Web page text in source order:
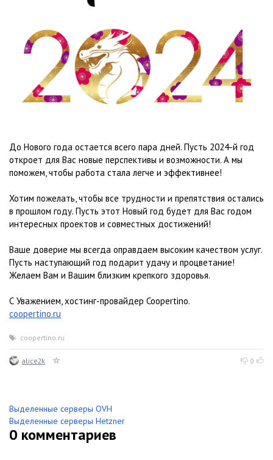
До Нового года остается всего пара дней. Пусть 2024-й год
откроет для Вас новые перспективы и возможности. А мы
поможем, чтобы работа стала легче и эффективнее!
Хотим пожелать, чтобы все трудности и препятствия остались
в прошлом году. Пусть этот Новый год будет для Вас годом
интересных проектов и совместных достижений!
Ваше доверие мы всегда оправдаем высоким качеством услуг.
Пусть наступающий год подарит удачу и процветание!
Желаем Вам и Вашим близким крепкого здоровья.
С Уважением, хостинг-провайдер Coopertino.
coopertino.ru
coopertino.ru
alice2k 0
Выделенные серверы OVH
Выделенные серверы Hetzner
0 комментариев